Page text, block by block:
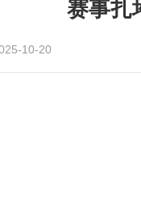
赛事扎
10-20